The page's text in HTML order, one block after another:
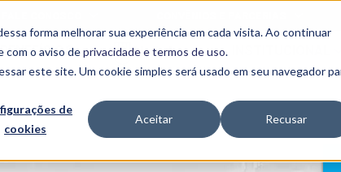
forma melhorar sua experiência em cada visita. Ao continuar
com o aviso deprivacidade e termos de uso.
este site. Um cookie simples será usado em seu navegador
de
cookies
Aceitar Recusar
BENEFÍCIOS
Acadêmicos